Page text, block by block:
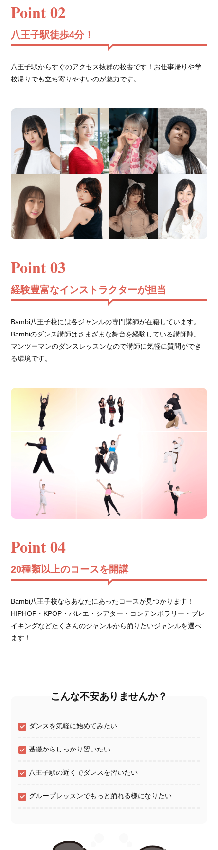
Point 02
八王子駅徒歩4分！
八王子駅からすぐのアクセス抜群の校舎です！お仕事帰りや学
校帰りでも立ち寄りやすいのが魅力です。
Point 03
経験豊富なインストラクターが担当
Bambi八王子校には各ジャンルの専門講師が在籍しています。
Bambiのダンス講師はさまざまな舞台を経験している講師陣。
マンツーマンのダンスレッスンなので講師に気軽に質問ができ
る環境です。
Point 04
20種類以上のコースを開講
Bambi八王子校ならあなたにあったコースが見つかります！
HIPHOP・KPOP・バレエ・シアター・コンテンポラリー・ブレ
イキングなどたくさんのジャンルから踊りたいジャンルを選べ
ます！
こんな不安ありませんか？
ダンスを気軽に始めてみたい
基礎からしっかり習いたい
八王子駅の近くでダンスを習いたい
グループレッスンでもっと踊れる様になりたい